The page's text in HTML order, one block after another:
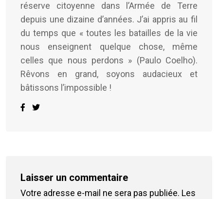
réserve citoyenne dans l’Armée de Terre
depuis une dizaine d’années. J’ai appris au fil
du temps que « toutes les batailles de la vie
nous enseignent quelque chose, même
celles que nous perdons » (Paulo Coelho).
Rêvons en grand, soyons audacieux et
bâtissons l’impossible !
Laisser un commentaire
Votre adresse e-mail ne sera pas publiée. Les